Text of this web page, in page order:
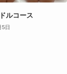
ルコース
5日